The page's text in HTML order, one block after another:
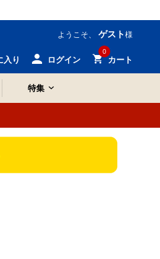
ようこそ、 ゲスト 様
入り ログイン
0
カート
特集